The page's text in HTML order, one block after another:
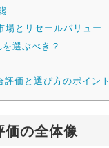
場とリセールバリュー
選ぶべき？
価と選び方のポイント
の全体像